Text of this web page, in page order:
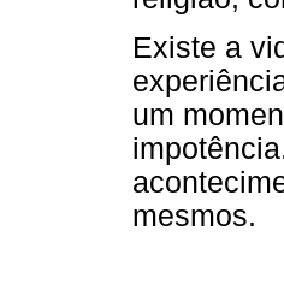
Existe a
um
mesmos.